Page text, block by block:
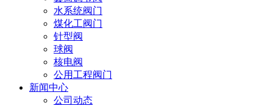
水系统阀门
煤化工阀门
针型阀
球阀
核电阀
公用工程阀门
新闻中心
公司动态